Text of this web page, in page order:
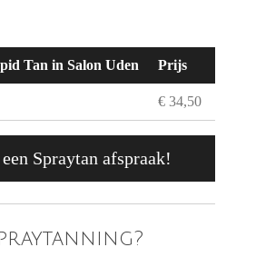
Tan in Salon Uden Prijs
€ 34,50
Spraytan afspraak!